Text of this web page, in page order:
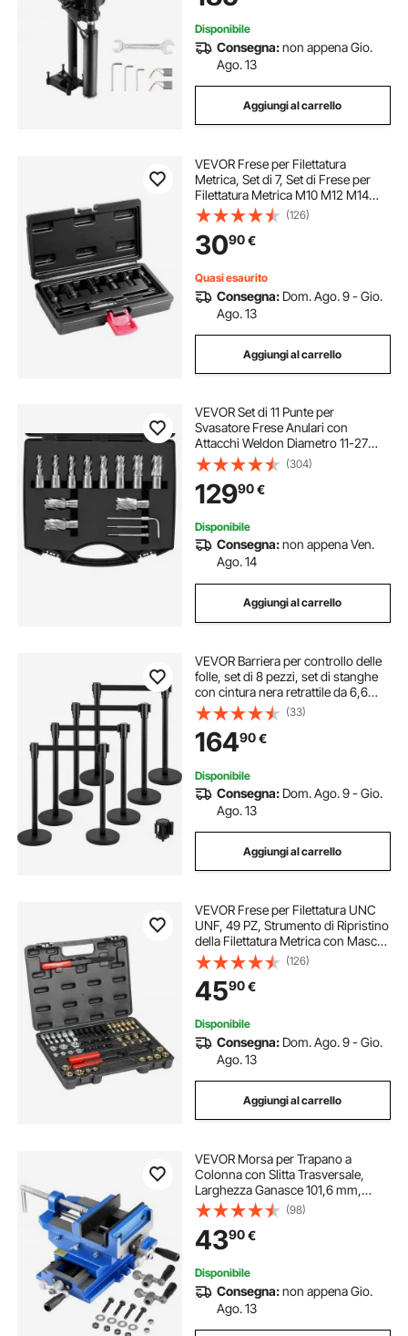
per Mattoni, Marmo
Disponibile
Consegna:non appena Gio.
Ago. 13
Aggiungi al carrello
VEVOR Frese per Filettatura
Metrica, Set di 7, Set di Frese per
Filettatura Metrica M10 M12 M14
M18 M20 M22 Realizzato in Acciaio
al Carbonio Trattato Termicamente
per Riparazione della Filettatura
(126)
3090€
Quasi esaurito
Consegna: Dom. Ago. 9 - Gio.
Ago. 13
Aggiungi al carrello
VEVOR Set di 11 Punte per
Svasatore Frese Anulari con
Attacchi Weldon Diametro 11-27
mm Profondità di Foratura 25 mm
in Acciaio Rapido HSS, Punte
Svasatore per Trapano Magnetico
Foratura Metalli 13 Pz
(304)
12990€
Disponibile
Consegna:non appena Ven.
Ago. 14
Aggiungi al carrello
VEVOR Barriera per controllo delle
folle, set di 8 pezzi, set di stanghe
con cintura nera retrattile da 6,6
piedi/2 m, barriera nera per il
controllo delle folle con base in
cemento e metallo
(33)
16490€
Disponibile
Consegna: Dom. Ago. 9 - Gio.
Ago. 13
Aggiungi al carrello
VEVOR Frese per Filettatura UNC
UNF, 49 PZ, Strumento di Ripristino
della Filettatura Metrica con Maschi,
Set di Strumenti di Rifilettatura, Lime
per Filettatura per Meccanici,
Bricolage, Rosso e Nero
(126)
4590€
Disponibile
Consegna: Dom. Ago. 9 - Gio.
Ago. 13
Aggiungi al carrello
VEVOR Morsa per Trapano a
Colonna con Slitta Trasversale,
Larghezza Ganasce 101,6 mm,
Morsa da Banco con Asse XY a 2
Vie, Morsetto per Banco da Lavoro
per Fresatrice CNC per
Lavorazione del Legno
(98)
4390€
Disponibile
Consegna:non appena Gio.
Ago. 13